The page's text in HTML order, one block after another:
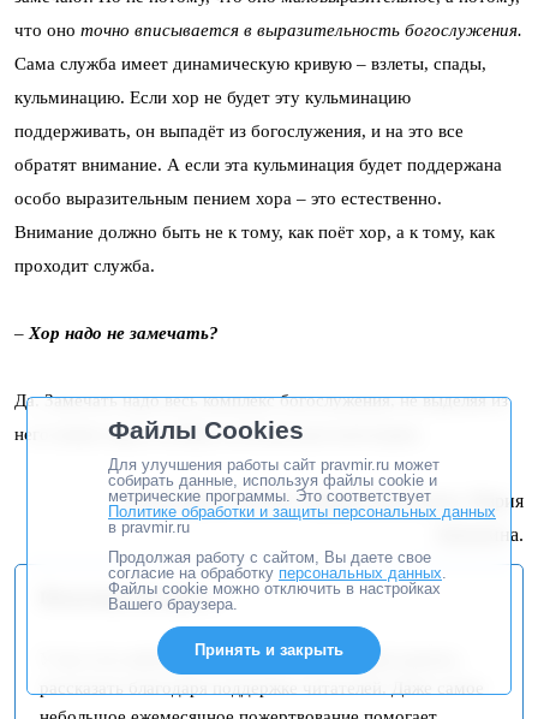
что оно точно вписывается в выразительность богослужения.
Сама служба имеет динамическую кривую – взлеты, спады,
кульминацию. Если хор не будет эту кульминацию
поддерживать, он выпадёт из богослужения, и на это все
обратят внимание. А если эта кульминация будет поддержана
особо выразительным пением хора – это естественно.
Внимание должно быть не к тому, как поёт хор, а к тому, как
проходит служба.
– Хор надо не замечать?
Да. Замечать надо весь комплекс богослужения, не выделяя из
него пение хора в особую эстетическую категорию.
Подготовка к печати: Марина Васильева, Мария
Абушкина.
Поскольку вы здесь...
У нас есть небольшая просьба. Эту историю удалось
Файлы Cookies
Для улучшения работы сайт pravmir.ru может
собирать данные, используя файлы cookie и
метрические программы. Это соответствует
Политике обработки и защиты персональных данных
в pravmir.ru
Продолжая работу с сайтом, Вы даете свое
согласие на обработку персональных данных.
Файлы cookie можно отключить в настройках
Вашего браузера.
Принять и закрыть